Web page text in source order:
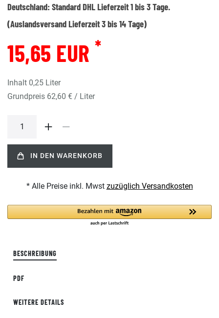
Deutschland: Standard DHL Lieferzeit 1 bis 3 Tage.
(Auslandsversand Lieferzeit 3 bis 14 Tage)
15,65 EUR *
Inhalt 0,25 Liter
Grundpreis 62,60 € / Liter
IN DEN WARENKORB
* Alle Preise inkl. Mwst zuzüglich Versandkosten
BESCHREIBUNG
PDF
WEITERE DETAILS